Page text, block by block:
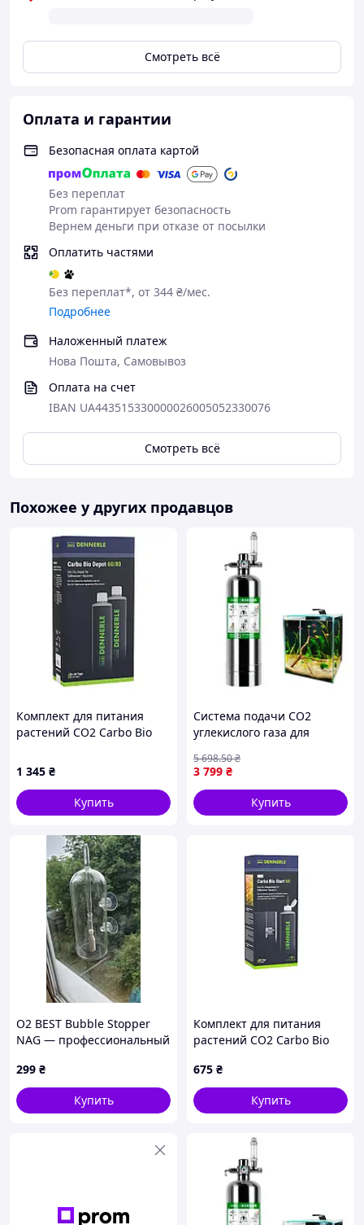
Смотреть всё
Оплата и гарантии
Безопасная оплата картой
Без переплат
Prom гарантирует безопасность
Вернем деньги при отказе от посылки
Оплатить частями
Без переплат*, от 344 ₴/мес.
Подробнее
Наложенный платеж
Нова Пошта, Самовывоз
Оплата на счет
IBAN UA443515330000026005052330076
Смотреть всё
Похожее у других продавцов
Комплект для питания
растений CO2 Carbo Bio
1 345 ₴
Купить
Система подачи CO2
углекислого газа для
регулятор диффузор для
растений FLAME
3 799 ₴
5 698.50₴
Купить
O2 BEST Bubble Stopper
NAG — профессиональный
аквариума Качественный
японский гаситель
пузырьков
299 ₴
Купить
Комплект для питания
растений CO2 Carbo Bio
675 ₴
Купить